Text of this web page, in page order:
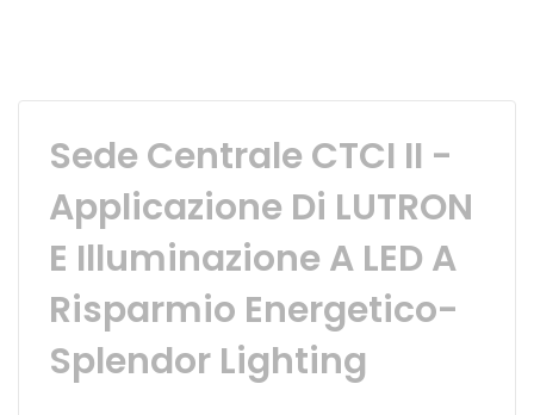
Sede Centrale CTCI II -
Applicazione Di LUTRON
E Illuminazione A LED A
Risparmio Energetico-
Splendor Lighting